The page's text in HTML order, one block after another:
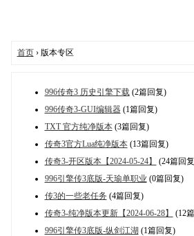
首页› 版本专区
996传奇3 历史引擎下载(2篇回复)
996传奇3-GUI编辑器(1篇回复)
TXT 官方纯净版本(3篇回复)
传奇3官方Lua纯净版本(13篇回复)
传奇3-开区版本【2024-05-24】
(24篇回
996引擎传3底版-天瑜单职业 (0篇回复)
传3的一些老任务 (4篇回复)
传奇3-纯净版本更新【2024-06-28】
(12
996引擎传3底版-纵剑江湖 (1篇回复)